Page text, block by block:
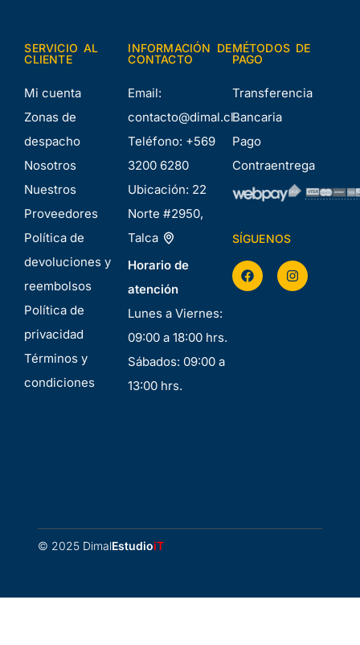
SERVICIO AL
CLIENTE
Mi cuenta
Zonas de
despacho
Nosotros
Nuestros
Proveedores
Política de
devoluciones y
reembolsos
Política de
privacidad
Términos y
condiciones
INFORMACIÓN DE
CONTACTO
Email:
contacto@dimal.cl
Teléfono: +569
3200 6280
Ubicación: 22
Norte #2950,
Talca
Horario de
atención
Lunes a Viernes:
09:00 a 18:00 hrs.
Sábados: 09:00 a
13:00 hrs.
MÉTODOS DE
PAGO
Transferencia
Bancaria
Pago
Contraentrega
SÍGUENOS
© 2025 DimalEstudioiT